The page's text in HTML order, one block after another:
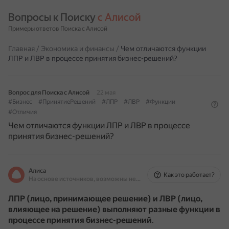
Вопросы к Поиску с Алисой
Примеры ответов Поиска с Алисой
Главная / Экономика и финансы / Чем отличаются функции
ЛПР и ЛВР в процессе принятия бизнес-решений?
Вопрос для Поиска с Алисой
22 мая
#Бизнес
#ПринятиеРешений #ЛПР #ЛВР
#Функции
#Отличия
Чем отличаются функции ЛПР и ЛВР в процессе
принятия бизнес-решений?
Алиса
На основе источников, возможны неточности
Как это работает?
ЛПР (лицо, принимающее решение) и ЛВР (лицо,
влияющее на решение) выполняют разные функции в
процессе принятия бизнес-решений.